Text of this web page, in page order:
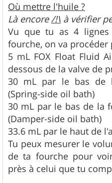
Où mettre l'huile ?
Là encore/!\ à vérifier
Vu que tu as 4
fourche, on va
5 mL FOX Float Fluid
dessous de la valve de
30 mL par le bas de
(Spring-side oil bath)
30 mL par le bas de la
(Damper-side oil bath)
33.6 mL par le haut de
Tu peux mesurer le
de ta fourche pour
près à celui que tu